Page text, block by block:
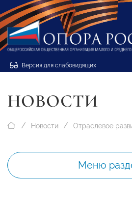
Версия для слабовидящих
НОВОСТИ
Новости Отраслевое
Меню